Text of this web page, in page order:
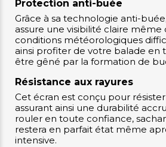
Protection anti-buée
Grâce à sa technologie anti-
assure une visibilité claire même
conditions météorologiques
ainsi profiter de votre balade en
être gêné par la formation de
Résistance aux rayures
Cet écran est conçu pour résister
assurant ainsi une durabilité
rouler en toute confiance,
restera en parfait état même
intensive.